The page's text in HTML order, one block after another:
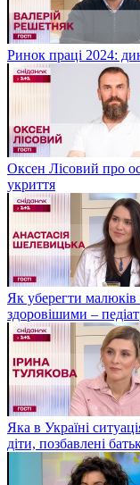
Ринок праці 2024:
Оксен Лісовий про
укриття
Як уберегти малюків
здоровішими –
Яка в Україні
діти, позбавлені